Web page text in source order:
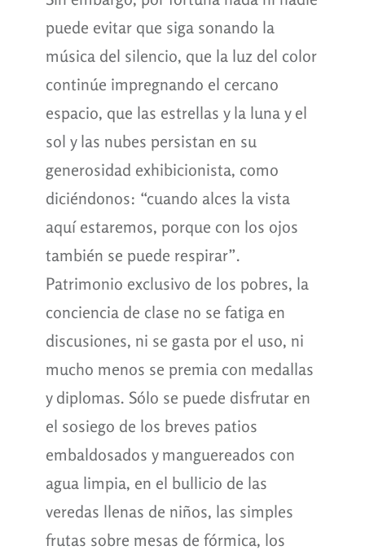
puede evitar que siga sonando la
música del silencio, que la luz del color
continúe impregnando el cercano
espacio, que las estrellas y la luna y el
sol y las nubes persistan en su
generosidad exhibicionista, como
diciéndonos: “cuando alces la vista
aquí estaremos, porque con los ojos
también se puede respirar”.
Patrimonio exclusivo de los pobres, la
conciencia de clase no se fatiga en
discusiones, ni se gasta por el uso, ni
mucho menos se premia con medallas
y diplomas. Sólo se puede disfrutar en
el sosiego de los breves patios
embaldosados y manguereados con
agua limpia, en el bullicio de las
veredas llenas de niños, las simples
frutas sobre mesas de fórmica, los